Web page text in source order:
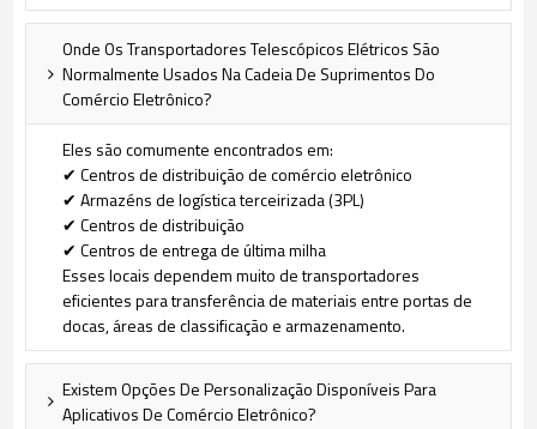
Onde Os Transportadores Telescópicos Elétricos São
Normalmente Usados Na Cadeia De Suprimentos Do
Comércio Eletrônico?
Eles são comumente encontrados em:
✔ Centros de distribuição de comércio eletrônico
✔ Armazéns de logística terceirizada (3PL)
✔ Centros de distribuição
✔ Centros de entrega de última milha
Esses locais dependem muito de transportadores
eficientes para transferência de materiais entre portas de
docas, áreas de classificação e armazenamento.
Existem Opções De Personalização Disponíveis Para
Aplicativos De Comércio Eletrônico?